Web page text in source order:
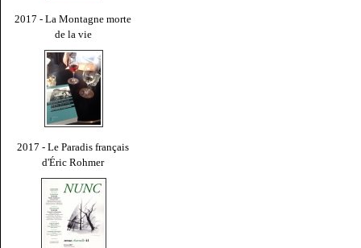
2017 - La Montagne morte
de la vie
2017 - Le Paradis français
d'Éric Rohmer